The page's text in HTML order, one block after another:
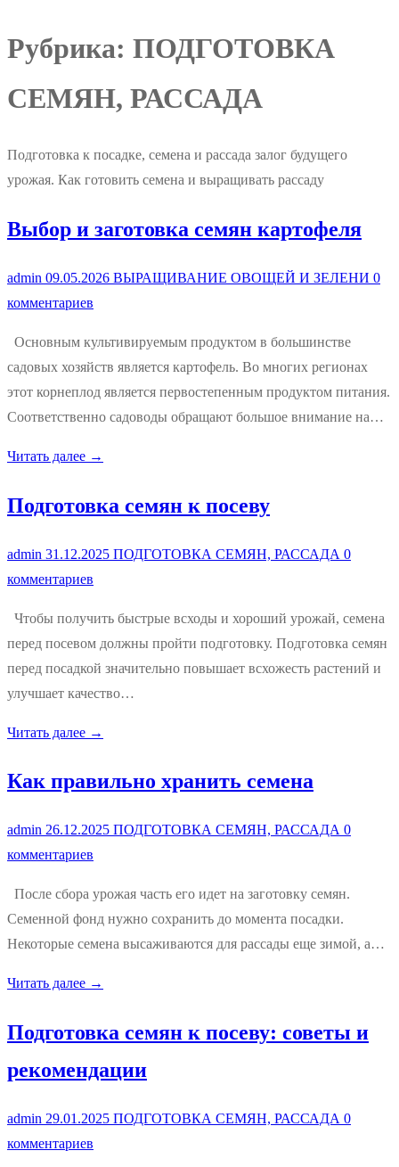
Рубрика: ПОДГОТОВКА
СЕМЯН, РАССАДА
Подготовка к посадке, семена и рассада залог будущего
урожая. Как готовить семена и выращивать рассаду
Выбор и заготовка семян картофеля
admin 09.05.2026 ВЫРАЩИВАНИЕ ОВОЩЕЙ И ЗЕЛЕНИ 0
комментариев
Основным культивируемым продуктом в большинстве
садовых хозяйств является картофель. Во многих регионах
этот корнеплод является первостепенным продуктом питания.
Соответственно садоводы обращают большое внимание на…
Читать далее →
Подготовка семян к посеву
admin 31.12.2025 ПОДГОТОВКА СЕМЯН, РАССАДА 0
комментариев
Чтобы получить быстрые всходы и хороший урожай, семена
перед посевом должны пройти подготовку. Подготовка семян
перед посадкой значительно повышает всхожесть растений и
улучшает качество…
Читать далее →
Как правильно хранить семена
admin 26.12.2025 ПОДГОТОВКА СЕМЯН, РАССАДА 0
комментариев
После сбора урожая часть его идет на заготовку семян.
Семенной фонд нужно сохранить до момента посадки.
Некоторые семена высаживаются для рассады еще зимой, а…
Читать далее →
Подготовка семян к посеву: советы и
рекомендации
admin 29.01.2025 ПОДГОТОВКА СЕМЯН, РАССАДА 0
комментариев